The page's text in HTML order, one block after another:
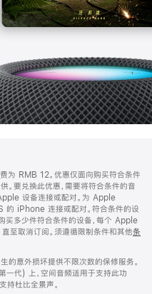
为 RMB 12。优惠仅面向购买符合条件
要兑换此优惠，需要将符合条件的音
设备连接或配对。为 Apple
的 iPhone 连接或配对。符合条件的设
买多少件符合条件的设备，每个 Apple
至取消订阅。须遵循限制条件和其他条
意外损坏提供不限次数的保修服务。
代) 上，空间音频适用于支持此功
持杜比全景声。